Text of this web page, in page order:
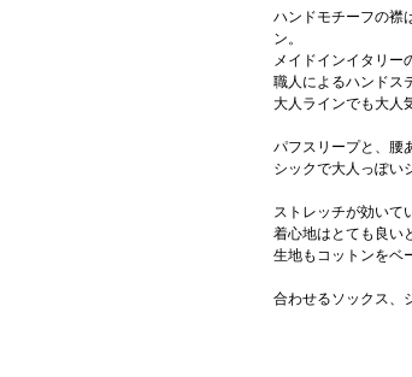
ハンドモチーフの襟
ン。
メイドインイタリー
職人によるハンドス
大人ラインでも大人
パフスリープと、腰
シックで大人っぽい
ストレッチが効いて
着心地はとても良い
生地もコットンをベ
合わせるソックス、